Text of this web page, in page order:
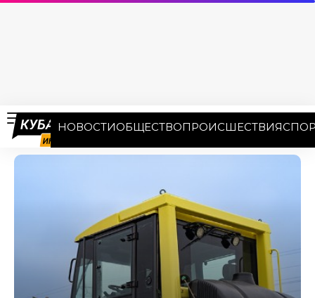
НОВОСТИОБЩЕСТВОПРОИСШЕСТВИЯ